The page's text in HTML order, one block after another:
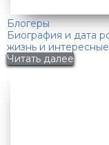
Блогеры
Биография и дата
жизнь и
Читать далее